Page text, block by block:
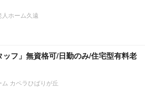
ホーム久遠
ッフ」無資格可/日勤のみ/住宅型有料老
カペラひばりが丘